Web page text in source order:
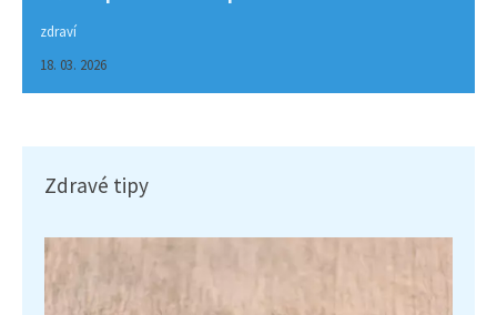
zdraví
18. 03. 2026
Zdravé tipy